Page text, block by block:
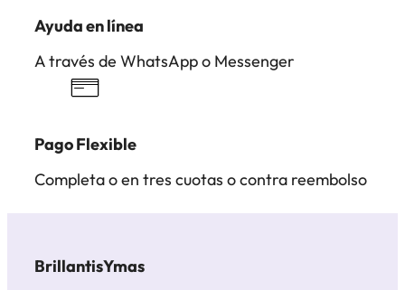
Ayuda en línea
A través de WhatsApp o Messenger
Pago Flexible
Completa o en tres cuotas o contra reembolso
BrillantisYmas